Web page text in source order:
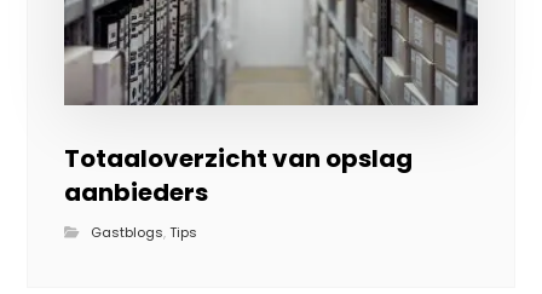
Totaaloverzicht van opslag
aanbieders
Gastblogs,Tips